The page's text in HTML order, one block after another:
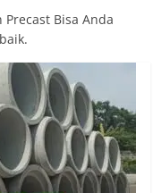
Bisa Anda